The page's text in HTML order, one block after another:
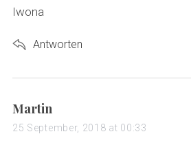
Iwona
Antworten
s
a
Martin
25 September, 2018 at 00:33